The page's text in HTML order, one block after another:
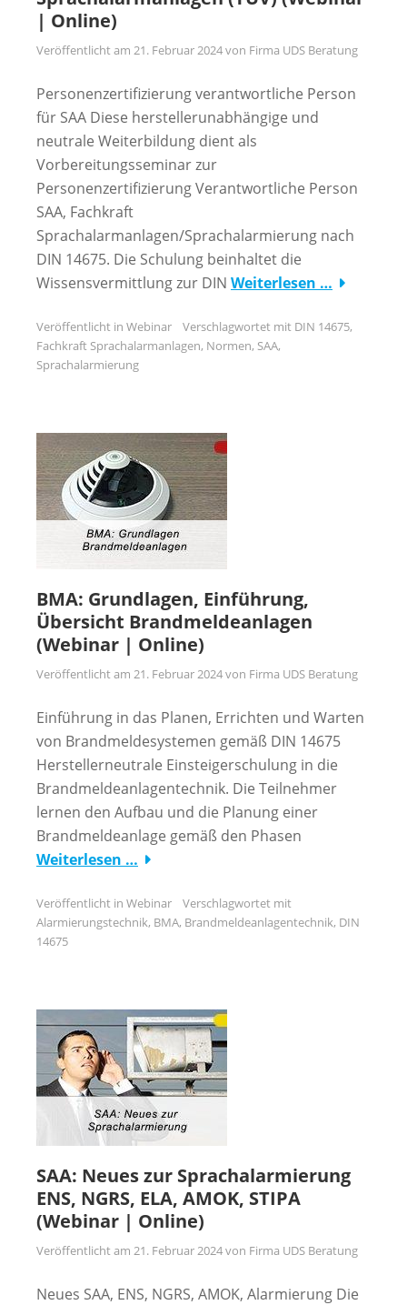
| Online)
Veröffentlicht am 21. Februar 2024von Firma UDS Beratung
Personenzertifizierung verantwortliche Person
für SAA Diese herstellerunabhängige und
neutrale Weiterbildung dient als
Vorbereitungsseminar zur
Personenzertifizierung Verantwortliche Person
SAA, Fachkraft
Sprachalarmanlagen/Sprachalarmierung nach
DIN 14675. Die Schulung beinhaltet die
Wissensvermittlung zur DIN Weiterlesen …
Veröffentlicht in Webinar Verschlagwortet mit DIN 14675,
Fachkraft Sprachalarmanlagen, Normen, SAA,
Sprachalarmierung
BMA: Grundlagen, Einführung,
Übersicht Brandmeldeanlagen
(Webinar | Online)
Veröffentlicht am 21. Februar 2024von Firma UDS Beratung
Einführung in das Planen, Errichten und Warten
von Brandmeldesystemen gemäß DIN 14675
Herstellerneutrale Einsteigerschulung in die
Brandmeldeanlagentechnik. Die Teilnehmer
lernen den Aufbau und die Planung einer
Brandmeldeanlage gemäß den Phasen
Weiterlesen …
Veröffentlicht in Webinar
Verschlagwortet mit
Alarmierungstechnik, BMA, Brandmeldeanlagentechnik, DIN
14675
SAA: Neues zur Sprachalarmierung
ENS, NGRS, ELA, AMOK, STIPA
(Webinar | Online)
Veröffentlicht am 21. Februar 2024von Firma UDS Beratung
Neues SAA, ENS, NGRS, AMOK, Alarmierung Die